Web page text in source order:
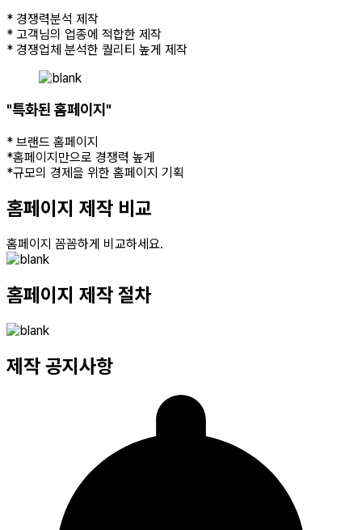
* 경쟁력분석 제작
* 고객님의 업종에 적합한 제작
* 경쟁업체 분석한 퀄리티 높게 제작
"특화된 홈페이지"
* 브랜드 홈페이지
*홈페이지만으로 경쟁력 높게
*규모의 경제을 위한 홈페이지 기획
홈페이지 제작 비교
홈페이지 꼼꼼하게 비교하세요.
홈페이지 제작 절차
제작 공지사항